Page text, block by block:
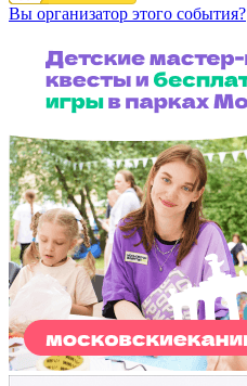
Вы организатор этого события?